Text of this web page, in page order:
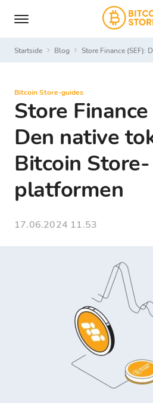
Startside Blog Store Finance (SEF): Den
Bitcoin Store-guides
Store Finance
Den native
Bitcoin Store-
platformen
17.06.2024 11.53